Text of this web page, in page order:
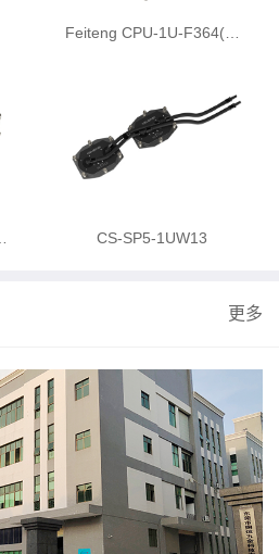
Feiteng CPU-1U-F364(…
CS-SP5-1UW13
更多